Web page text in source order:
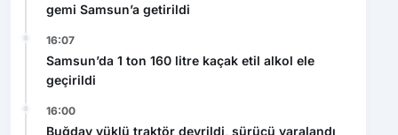
gemi Samsun’a getirildi
16:07
Samsun’da 1 ton 160 litre kaçak etil alkol ele
geçirildi
16:00
Buğday yüklü traktör devrildi, sürücü yaralandı